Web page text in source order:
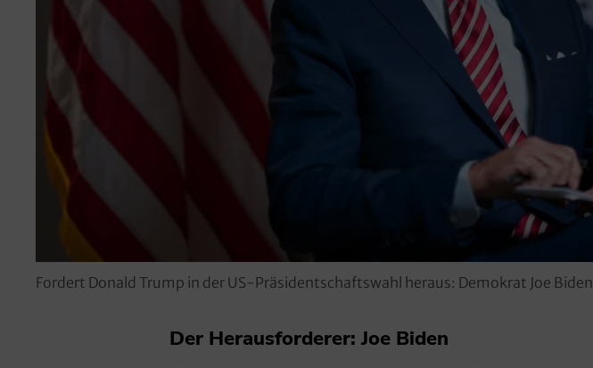
Fordert Donald Trump in der US-Präsidentschaftswahl heraus: Demokrat Joe Biden
Der Herausforderer: Joe Biden